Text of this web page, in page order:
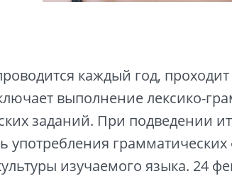
каждый год,
выполнение лексико-
заданий. При подведении
употребления
изучаемого языка. 24